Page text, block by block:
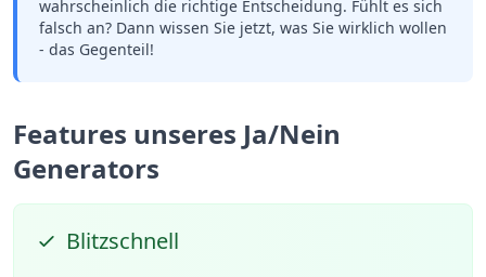
wahrscheinlich die richtige Entscheidung. Fühlt es sich
falsch an? Dann wissen Sie jetzt, was Sie wirklich wollen
- das Gegenteil!
Features unseres Ja/Nein
Generators
Blitzschnell